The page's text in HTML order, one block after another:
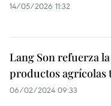
14/05/2026 11:32
Lang Son refuerza
productos
06/02/2024 09:33